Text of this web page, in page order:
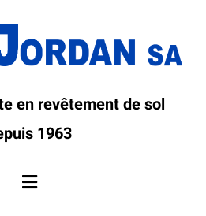
en revêtement de sol
1963
Toggle